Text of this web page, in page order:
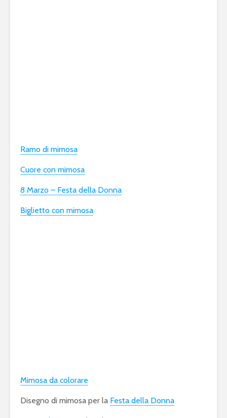
Ramo di mimosa
Cuore con mimosa
8 Marzo – Festa della Donna
Biglietto con mimosa
Mimosa da colorare
Disegno di mimosa per la Festa della Donna